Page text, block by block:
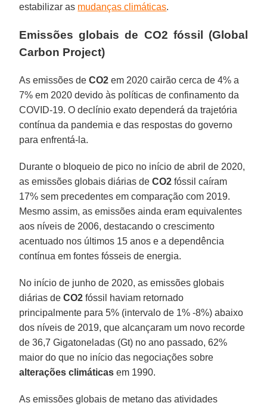
estabilizar as mudanças climáticas.
Emissões globais de CO2 fóssil (Global
Carbon Project)
As emissões deCO2 em 2020 cairão cerca de 4% a
7% em 2020 devido às políticas de confinamento da
COVID-19. O declínio exato dependerá da trajetória
contínua da pandemia e das respostas do governo
para enfrentá-la.
Durante o bloqueio de pico no início de abril de 2020,
as emissões globais diárias deCO2 fóssil caíram
17% sem precedentes em comparação com 2019.
Mesmo assim, as emissões ainda eram equivalentes
aos níveis de 2006, destacando o crescimento
acentuado nos últimos 15 anos e a dependência
contínua em fontes fósseis de energia.
No início de junho de 2020, as emissões globais
diárias deCO2 fóssil haviam retornado
principalmente para 5% (intervalo de 1% -8%) abaixo
dos níveis de 2019, que alcançaram um novo recorde
de 36,7 Gigatoneladas (Gt) no ano passado, 62%
maior do que no início das negociações sobre
alterações climáticas em 1990.
As emissões globais de metano das atividades